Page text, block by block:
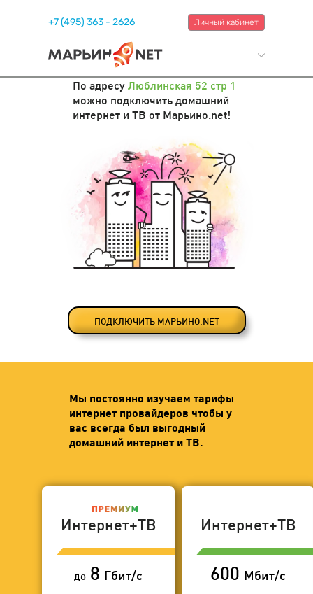
+7 (495) 363 - 2626 Личный кабинет
По адресуЛюблинская 52 стр 1
можно подключить домашний
интернет и ТВ от Марьино.net!
ПОДКЛЮЧИТЬ МАРЬИНО.NET
Мы постоянно изучаем тарифы
интернет провайдеров чтобы у
вас всегда был выгодный
домашний интернет и ТВ.
Интернет+ТВ
до 8 Гбит/с
Интернет+ТВ
600 Мбит/с